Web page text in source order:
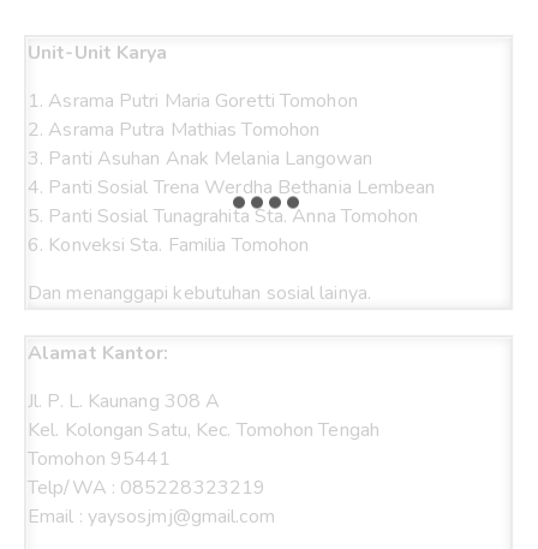
Unit-Unit Karya
1. Asrama Putri Maria Goretti Tomohon
2. Asrama Putra Mathias Tomohon
3. Panti Asuhan Anak Melania Langowan
4. Panti Sosial Trena Werdha Bethania Lembean
5. Panti Sosial Tunagrahita Sta. Anna Tomohon
6. Konveksi Sta. Familia Tomohon
Dan menanggapi kebutuhan sosial lainya.
Alamat Kantor:
Jl. P. L. Kaunang 308 A
Kel. Kolongan Satu, Kec. Tomohon Tengah
Tomohon 95441
Telp/WA : 085228323219
Email : yaysosjmj@gmail.com